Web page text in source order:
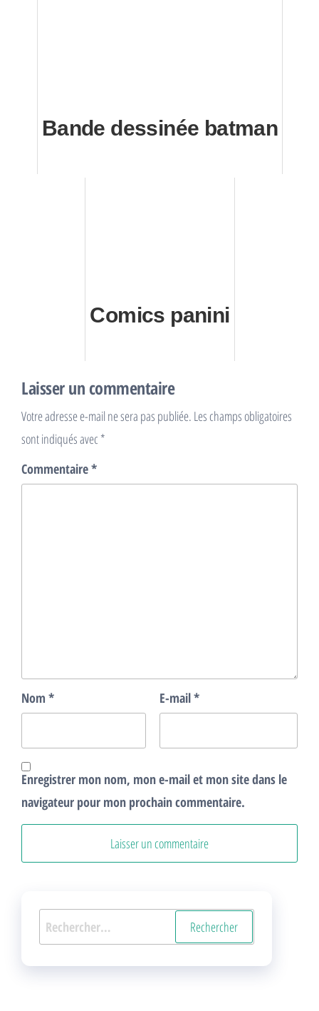
Bande dessinée batman
Comics panini
Laisser un commentaire
Votre adresse e-mail ne sera pas publiée. Les champs obligatoires
sont indiqués avec *
Commentaire*
Nom * E-mail*
Enregistrer mon nom, mon e-mail et mon site dans le
navigateur pour mon prochain commentaire.
Rechercher :